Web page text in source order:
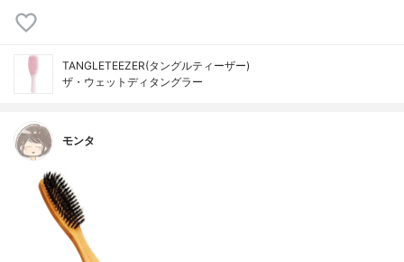
TANGLETEEZER(タングルティーザー)
ザ・ウェットディタングラー
モンタ